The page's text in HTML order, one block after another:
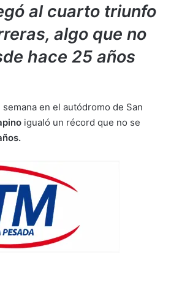
al cuarto triunfo
algo que no
hace 25 años
en el autódromo de San
igualó un récord que no se